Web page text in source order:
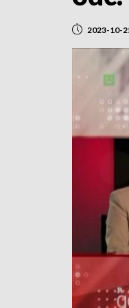
2023-10-